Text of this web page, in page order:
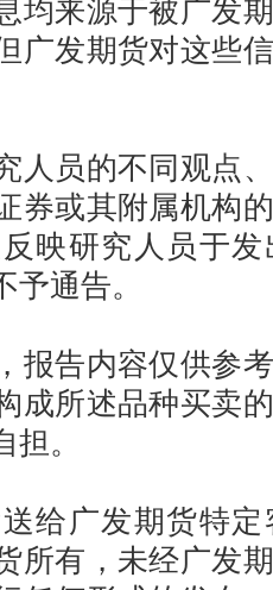
来源于被广发期
广发期货对这些
员的不同观点、
券或其附属机构
映研究人员于
通告。
告内容仅供参考
成所述品种买卖
。
广发期货特定
所有，未经广发